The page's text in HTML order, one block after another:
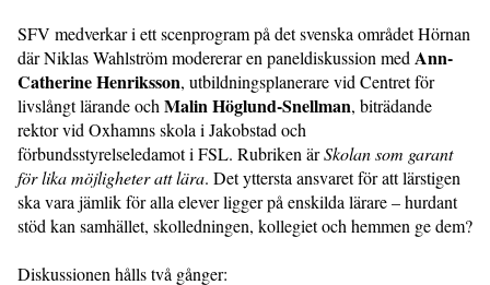
SFV medverkar i ett scenprogram på det svenska området Hörnan
där Niklas Wahlström modererar en paneldiskussion med Ann-
Catherine Henriksson, utbildningsplanerare vid Centret för
livslångt lärande och Malin Höglund-Snellman, biträdande
rektor vid Oxhamns skola i Jakobstad och
förbundsstyrelseledamot i FSL. Rubriken ärSkolan som garant
för lika möjligheter att lära. Det yttersta ansvaret för att lärstigen
ska vara jämlik för alla elever ligger på enskilda lärare – hurdant
stöd kan samhället, skolledningen, kollegiet och hemmen ge dem?
Diskussionen hålls två gånger: